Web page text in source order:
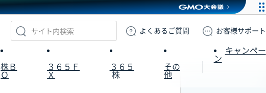
GMOクリック証券
よくある ご質問 お客様サポート
株Ｂ
Ｏ
３６５Ｆ
Ｘ
３６５
株
その
他
キャンペー
ン